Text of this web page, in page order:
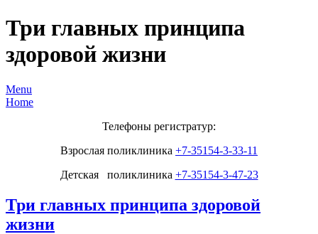
Три главных принципа
здоровой жизни
Menu
Home
Телефоны регистратур:
Взрослая поликлиника +7-35154-3-33-11
Детская поликлиника +7-35154-3-47-23
Три главных принципа здоровой
жизни